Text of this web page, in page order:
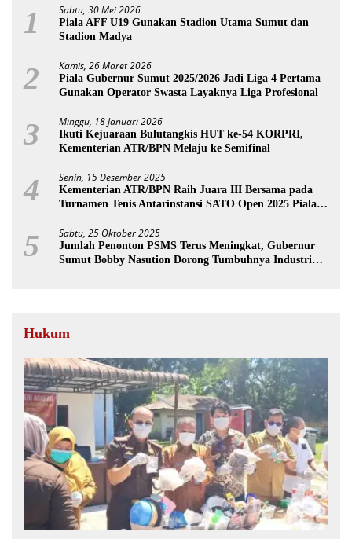
1 Sabtu, 30 Mei 2026
Piala AFF U19 Gunakan Stadion Utama Sumut dan
Stadion Madya
2 Kamis, 26 Maret 2026
Piala Gubernur Sumut 2025/2026 Jadi Liga 4 Pertama
Gunakan Operator Swasta Layaknya Liga Profesional
3 Minggu, 18 Januari 2026
Ikuti Kejuaraan Bulutangkis HUT ke-54 KORPRI,
Kementerian ATR/BPN Melaju ke Semifinal
4 Senin, 15 Desember 2025
Kementerian ATR/BPN Raih Juara III Bersama pada
Turnamen Tenis Antarinstansi SATO Open 2025 Piala
5 Sabtu, 25 Oktober 2025
Jumlah Penonton PSMS Terus Meningkat, Gubernur
Sumut Bobby Nasution Dorong Tumbuhnya Industri
Hukum